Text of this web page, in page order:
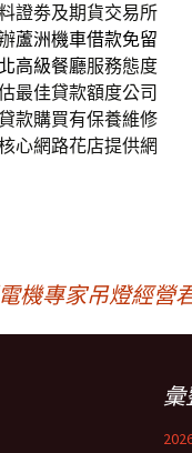
證劵及期貨交易所
蘆洲機車借款免留
高級餐廳服務態度
最佳貸款額度公司
款購買有保養維修
心網路花店提供網
機專家吊燈經營
彙